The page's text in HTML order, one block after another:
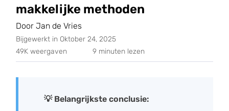
makkelijke methoden
Door Jan de Vries
Bijgewerkt in Oktober 24, 2025
49K weergaven
9 minuten lezen
💡 Belangrijkste conclusie: